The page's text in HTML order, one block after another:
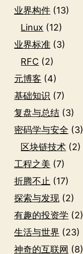
业界构件 (13)
Linux (12)
业界标准 (3)
RFC (2)
元博客 (4)
基础知识 (7)
复盘与总结 (3)
密码学与安全 (3)
区块链技术 (2)
工程之美 (7)
折腾不止 (17)
探索与发现 (2)
有趣的投资学 (2)
生活与世界 (23)
神奇的互联网 (8)